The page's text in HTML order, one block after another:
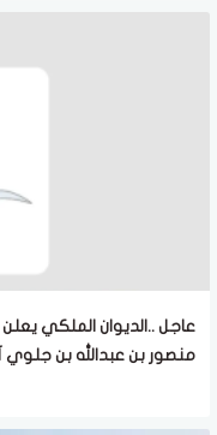
عاجل ..الديوان الملكي
منصور بن عبدالله بن